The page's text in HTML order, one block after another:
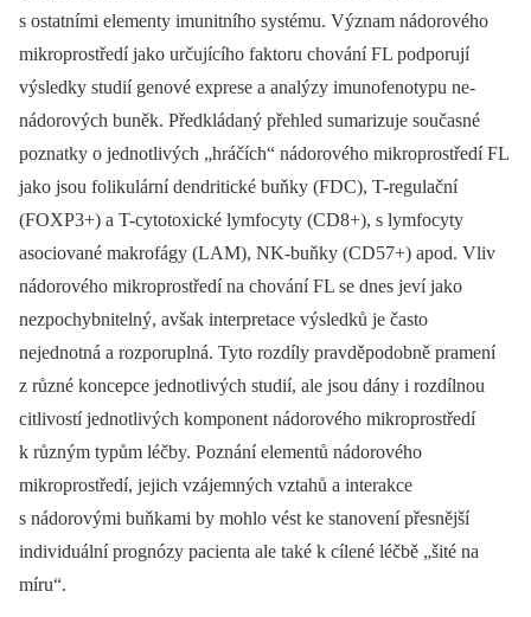
s ostatními elementy imunitního systému. Význam nádorového
mikroprostředí jako určujícího faktoru chování FL podporují
výsledky studií genové exprese a analýzy imunofenotypu ne-
nádorových buněk. Předkládaný přehled sumarizuje současné
poznatky o jednotlivých „hráčích“ nádorového mikroprostředí FL
jako jsou folikulární dendritické buňky (FDC), T-regulační
(FOXP3+) a T-cytotoxické lymfocyty (CD8+), s lymfocyty
asociované makrofágy (LAM), NK-buňky (CD57+) apod. Vliv
nádorového mikroprostředí na chování FL se dnes jeví jako
nezpochybnitelný, avšak interpretace výsledků je často
nejednotná a rozporuplná. Tyto rozdíly pravděpodobně pramení
z různé koncepce jednotlivých studií, ale jsou dány i rozdílnou
citlivostí jednotlivých komponent nádorového mikroprostředí
k různým typům léčby. Poznání elementů nádorového
mikroprostředí, jejich vzájemných vztahů a interakce
s nádorovými buňkami by mohlo vést ke stanovení přesnější
individuální prognózy pacienta ale také k cílené léčbě „šité na
míru“.